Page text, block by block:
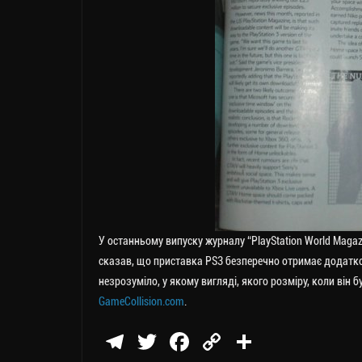
У останньому випуску журналу “PlayStation World
сказав, що приставка PS3 безперечно отримає
незрозуміло, у якому вигляді, якого розміру, коли
GameCollision.com
Te
T
Fa
C